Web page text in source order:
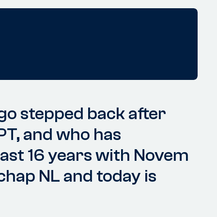
stepped back after
and who has
16 years with Novem
NL and today is